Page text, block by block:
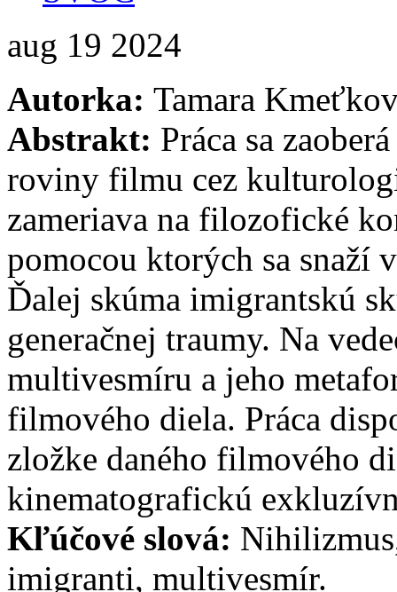
aug 19 2024
Autorka: Tamara
Abstrakt: Práca sa
roviny filmu cez
zameriava na filozofické
pomocou ktorých sa snaží
Ďalej skúma imigrantskú
generačnej traumy. Na
multivesmíru a jeho
filmového diela. Práca
zložke daného filmového
kinematografickú
Kľúčové slová:
imigranti, multivesmír.